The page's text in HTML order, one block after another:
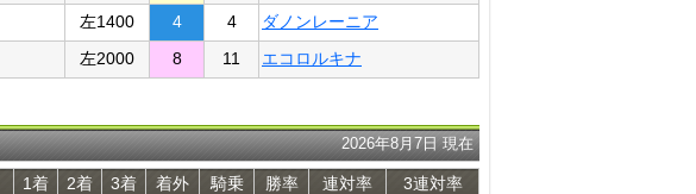
左1400 4 4
ダノンレーニア
左2000 8 11 エコロルキナ
2026年8月7日 現在
1着 2着 3着 着外 騎乗 勝率 連対率
3連対率